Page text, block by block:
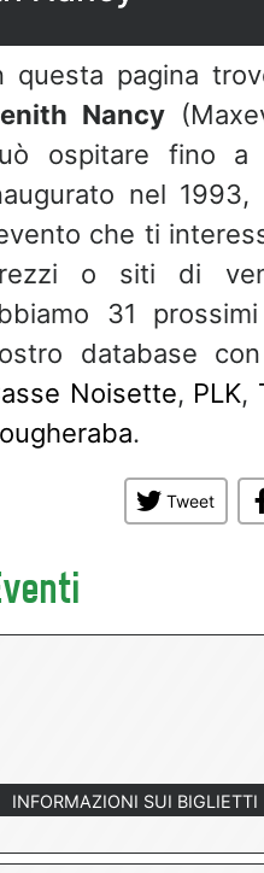
questa pagina
Nancy
ospitare fino
nel
che ti
o siti di
31
database
Noisette, PLK,
.
Tweet
INFORMAZIONI SUI BIGLIETTI